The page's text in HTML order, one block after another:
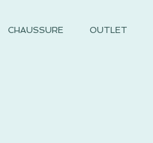
CHAUSSURE OUTLET